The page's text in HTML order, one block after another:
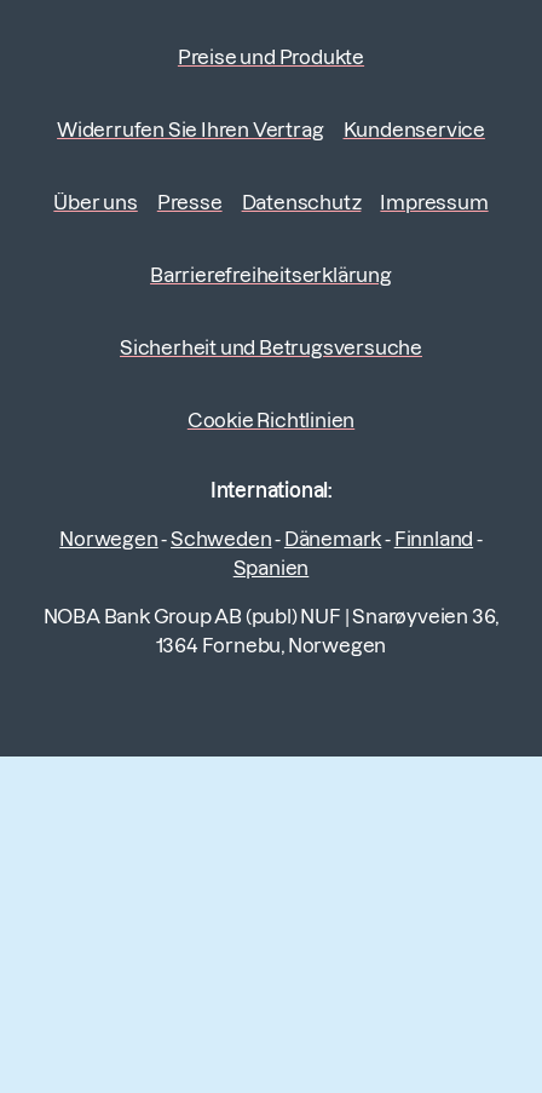
Preise und Produkte
Widerrufen Sie Ihren Vertrag Kundenservice
Über uns Presse Datenschutz Impressum
Barrierefreiheitserklärung
Sicherheit und Betrugsversuche
Cookie Richtlinien
International:
Norwegen-Schweden- Dänemark- Finnland -
Spanien
NOBA Bank Group AB (publ) NUF |Snarøyveien 36,
1364 Fornebu, Norwegen